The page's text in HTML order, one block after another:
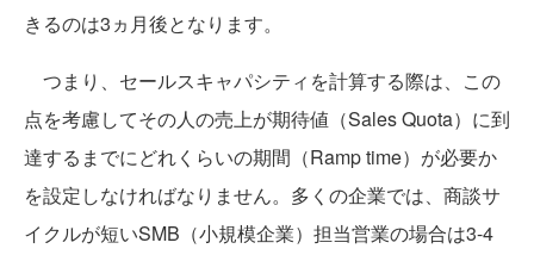
きるのは3ヵ月後となります。
つまり、セールスキャパシティを計算する際は、この
点を考慮してその人の売上が期待値（Sales Quota）に到
達するまでにどれくらいの期間（Ramp time）が必要か
を設定しなければなりません。多くの企業では、商談サ
イクルが短いSMB（小規模企業）担当営業の場合は3-4